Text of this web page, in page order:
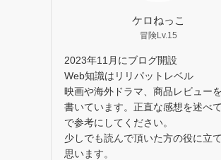
ケロねっこ
冒険Lv.15
2023年11月にブログ開設
Web知識はリリパットレベル
映画や海外ドラマ、商品レビュー
書いています。正直な感想を述べ
で参考にしてください。
少しでも読んで頂いた方の役に立
思います。